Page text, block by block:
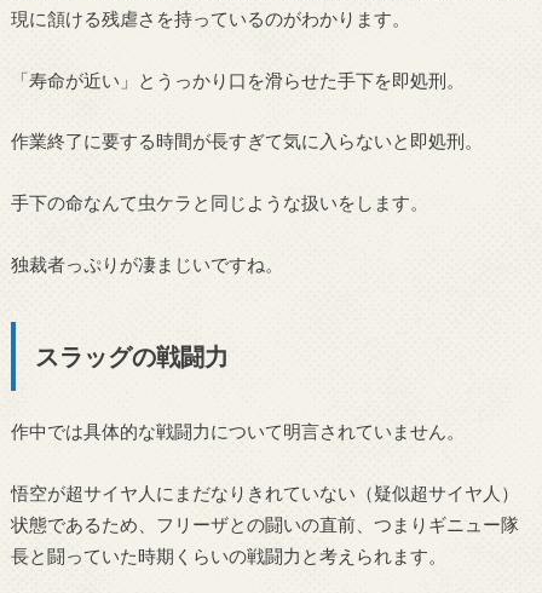
現に頷ける残虐さを持っているのがわかります。
「寿命が近い」とうっかり口を滑らせた手下を即処刑。
作業終了に要する時間が長すぎて気に入らないと即処刑。
手下の命なんて虫ケラと同じような扱いをします。
独裁者っぷりが凄まじいですね。
スラッグの戦闘力
作中では具体的な戦闘力について明言されていません。
悟空が超サイヤ人にまだなりきれていない（疑似超サイヤ人）
状態であるため、フリーザとの闘いの直前、つまりギニュー隊
長と闘っていた時期くらいの戦闘力と考えられます。